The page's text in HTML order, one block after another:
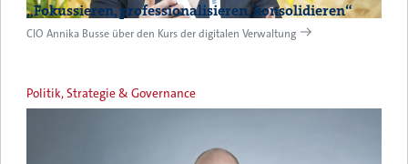
„Fokussieren, professionalisieren, konsolidieren“
CIO Annika Busse über den Kurs der digitalen Verwaltung
Politik, Strategie & Governance